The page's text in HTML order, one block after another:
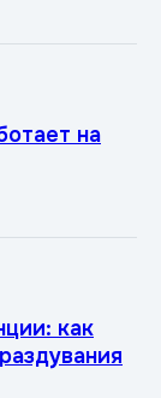
на
как